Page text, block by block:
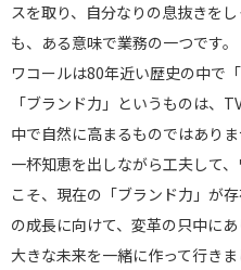
スを取り、自分なりの息抜きを
も、ある意味で業務の一つです。
ワコールは80年近い歴史の中で
「ブランド力」というものは、
中で自然に高まるものではあり
一杯知恵を出しながら工夫して
こそ、現在の「ブランド力」が
の成長に向けて、変革の只中に
大きな未来を一緒に作って行きま